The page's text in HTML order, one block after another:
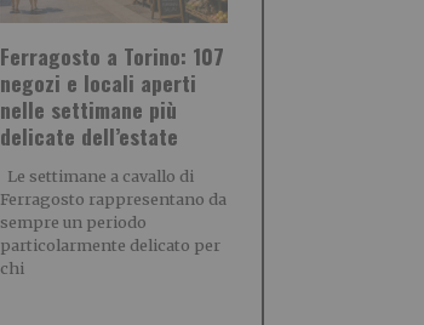
Ferragosto a Torino: 107
negozi e locali aperti
nelle settimane più
delicate dell’estate
Le settimane a cavallo di
Ferragosto rappresentano da
sempre un periodo
particolarmente delicato per
chi